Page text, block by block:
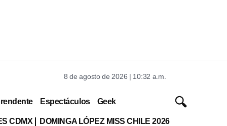
8 de agosto de 2026 | 10:32 a.m.
Espectáculos Geek
CDMX DOMINGA LÓPEZ MISS CHILE 2026